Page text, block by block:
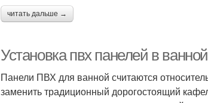
читать дальше →
Установка пвх панелей в
Панели ПВХ для ванной считаются
заменить традиционный дорогостоящий